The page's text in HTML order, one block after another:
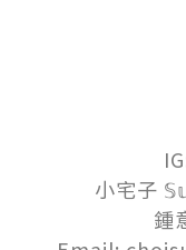
小宅子
鍾